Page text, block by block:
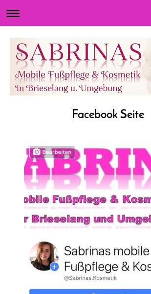
Facebook Seite